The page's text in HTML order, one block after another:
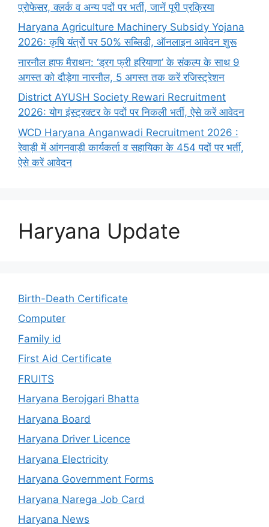
प्रोफेसर, क्लर्क व अन्य पदों पर भर्ती, जानें पूरी प्रक्रिया
Haryana Agriculture Machinery Subsidy Yojana
2026: कृषि यंत्रों पर 50% सब्सिडी, ऑनलाइन आवेदन शुरू
नारनौल हाफ मैराथन: ‘ड्रग फ्री हरियाणा’ के संकल्प के साथ 9
अगस्त को दौड़ेगा नारनौल, 5 अगस्त तक करें रजिस्ट्रेशन
District AYUSH Society Rewari Recruitment
2026: योग इंस्ट्रक्टर के पदों पर निकली भर्ती, ऐसे करें आवेदन
WCD Haryana Anganwadi Recruitment 2026 :
रेवाड़ी में आंगनवाड़ी कार्यकर्ता व सहायिका के 454 पदों पर भर्ती,
ऐसे करें आवेदन
Haryana Update
Birth-Death Certificate
Computer
Family id
First Aid Certificate
FRUITS
Haryana Berojgari Bhatta
Haryana Board
Haryana Driver Licence
Haryana Electricity
Haryana Government Forms
Haryana Narega Job Card
Haryana News